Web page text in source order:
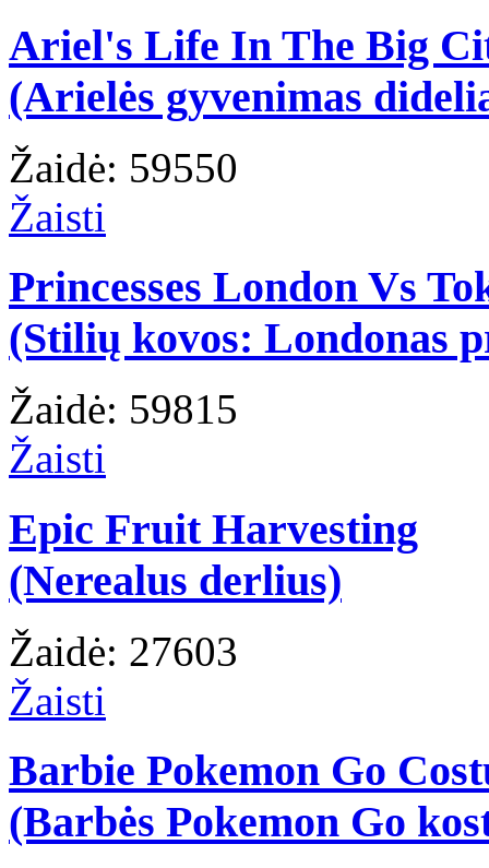
Ariel's Life In The Big
(Arielės gyvenimas
Žaidė: 59550
Žaisti
Princesses London Vs
(Stilių kovos: Londonas
Žaidė: 59815
Žaisti
Epic Fruit Harvesting
(Nerealus derlius)
Žaidė: 27603
Žaisti
Barbie Pokemon Go
(Barbės Pokemon Go